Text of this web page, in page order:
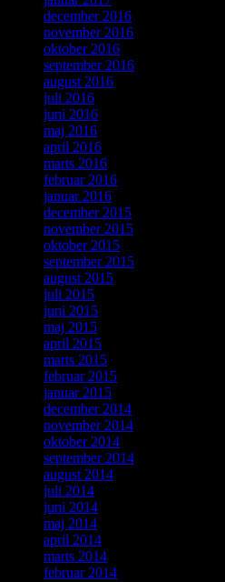
december 2016
november 2016
oktober 2016
september 2016
august 2016
juli 2016
juni 2016
maj 2016
april 2016
marts 2016
februar 2016
januar 2016
december 2015
november 2015
oktober 2015
september 2015
august 2015
juli 2015
juni 2015
maj 2015
april 2015
marts 2015
februar 2015
januar 2015
december 2014
november 2014
oktober 2014
september 2014
august 2014
juli 2014
juni 2014
maj 2014
april 2014
marts 2014
februar 2014